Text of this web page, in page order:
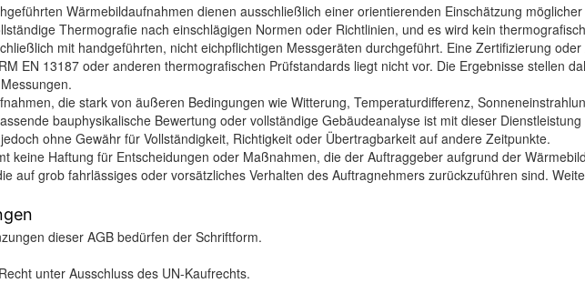
Wärmebildaufnahmen dienen ausschließlich einer orientierenden Einschätzung
Thermografie nach einschlägigen Normen oder Richtlinien, und es wird kein
mit handgeführten, nicht eichpflichtigen Messgeräten durchgeführt. Eine Zertifizierung
EN 13187 oder anderen thermografischen Prüfstandards liegt nicht vor. Die Ergebnisse stellen
die stark von äußeren Bedingungen wie Witterung, Temperaturdifferenz,
bauphysikalische Bewertung oder vollständige Gebäudeanalyse ist mit dieser
ohne Gewähr für Vollständigkeit, Richtigkeit oder Übertragbarkeit auf andere Zeitpunkte.
keine Haftung für Entscheidungen oder Maßnahmen, die der Auftraggeber aufgrund der
auf grob fahrlässiges oder vorsätzliches Verhalten des Auftragnehmers zurückzuführen sind.
dieser AGB bedürfen der Schriftform.
unter Ausschluss des UN-Kaufrechts.